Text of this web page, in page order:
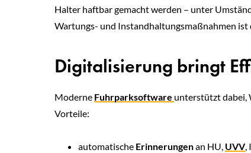
Halter haftbar gemacht werden – unter
Wartungs- und Instandhaltungsmaßnahmen ist
Digitalisierung bringt
Moderne Fuhrparksoftware unterstützt dabei,
Vorteile:
automatische Erinnerungenan HU, UVV,